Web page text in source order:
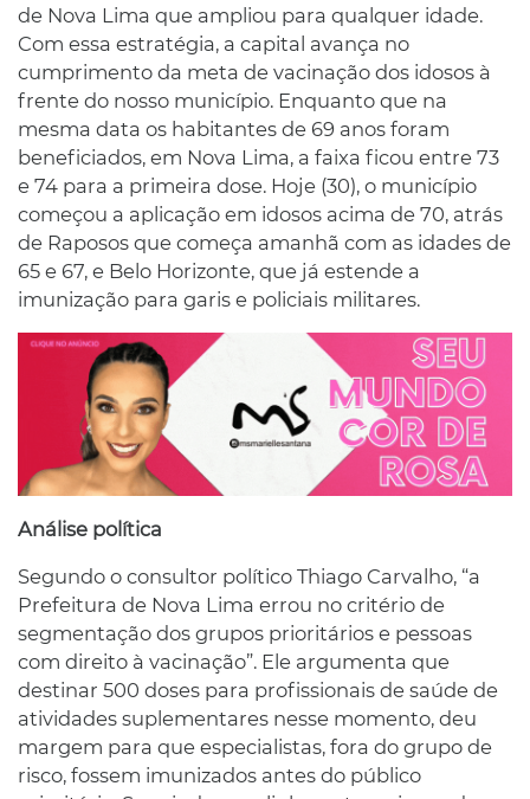
de Nova Lima que ampliou para qualquer idade.
Com essa estratégia, a capital avança no
cumprimento da meta de vacinação dos idosos à
frente do nosso município. Enquanto que na
mesma data os habitantes de 69 anos foram
beneficiados, em Nova Lima, a faixa ficou entre 73
e 74 para a primeira dose. Hoje (30), o município
começou a aplicação em idosos acima de 70, atrás
de Raposos que começa amanhã com as idades de
65 e 67, e Belo Horizonte, que já estende a
imunização para garis e policiais militares.
Análise política
Segundo o consultor político Thiago Carvalho, “a
Prefeitura de Nova Lima errou no critério de
segmentação dos grupos prioritários e pessoas
com direito à vacinação”. Ele argumenta que
destinar 500 doses para profissionais de saúde de
atividades suplementares nesse momento, deu
margem para que especialistas, fora do grupo de
risco, fossem imunizados antes do público